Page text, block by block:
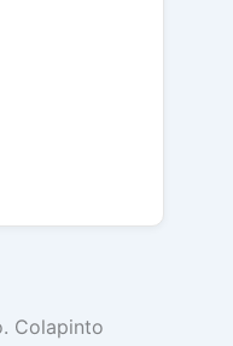
Colapinto